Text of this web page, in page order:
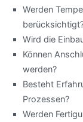
Werden
Wird die
Können
werden?
Besteht
Prozessen?
Werden